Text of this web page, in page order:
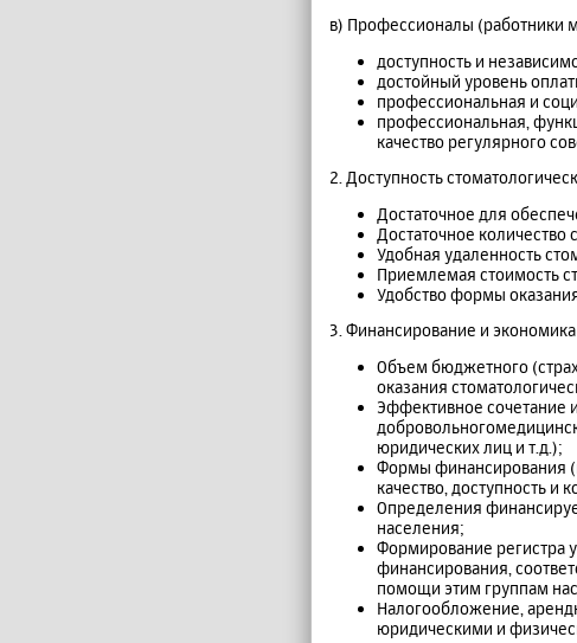
в) Профессионалы (работники
доступность и
достойный уровень
профессиональная и
профессиональная,
качество регулярного
2. Доступность
Достаточное для
Достаточное количество
Удобная удаленность
Приемлемая стоимость
Удобство формы
3. Финансирование и
Объем бюджетного
оказания
Эффективное сочетание
юридических лиц и т.д.);
Формы финансирования
качество, доступность и
Определения
населения;
Формирование регистра
финансирования,
помощи этим группам
Налогообложение,
юридическими и